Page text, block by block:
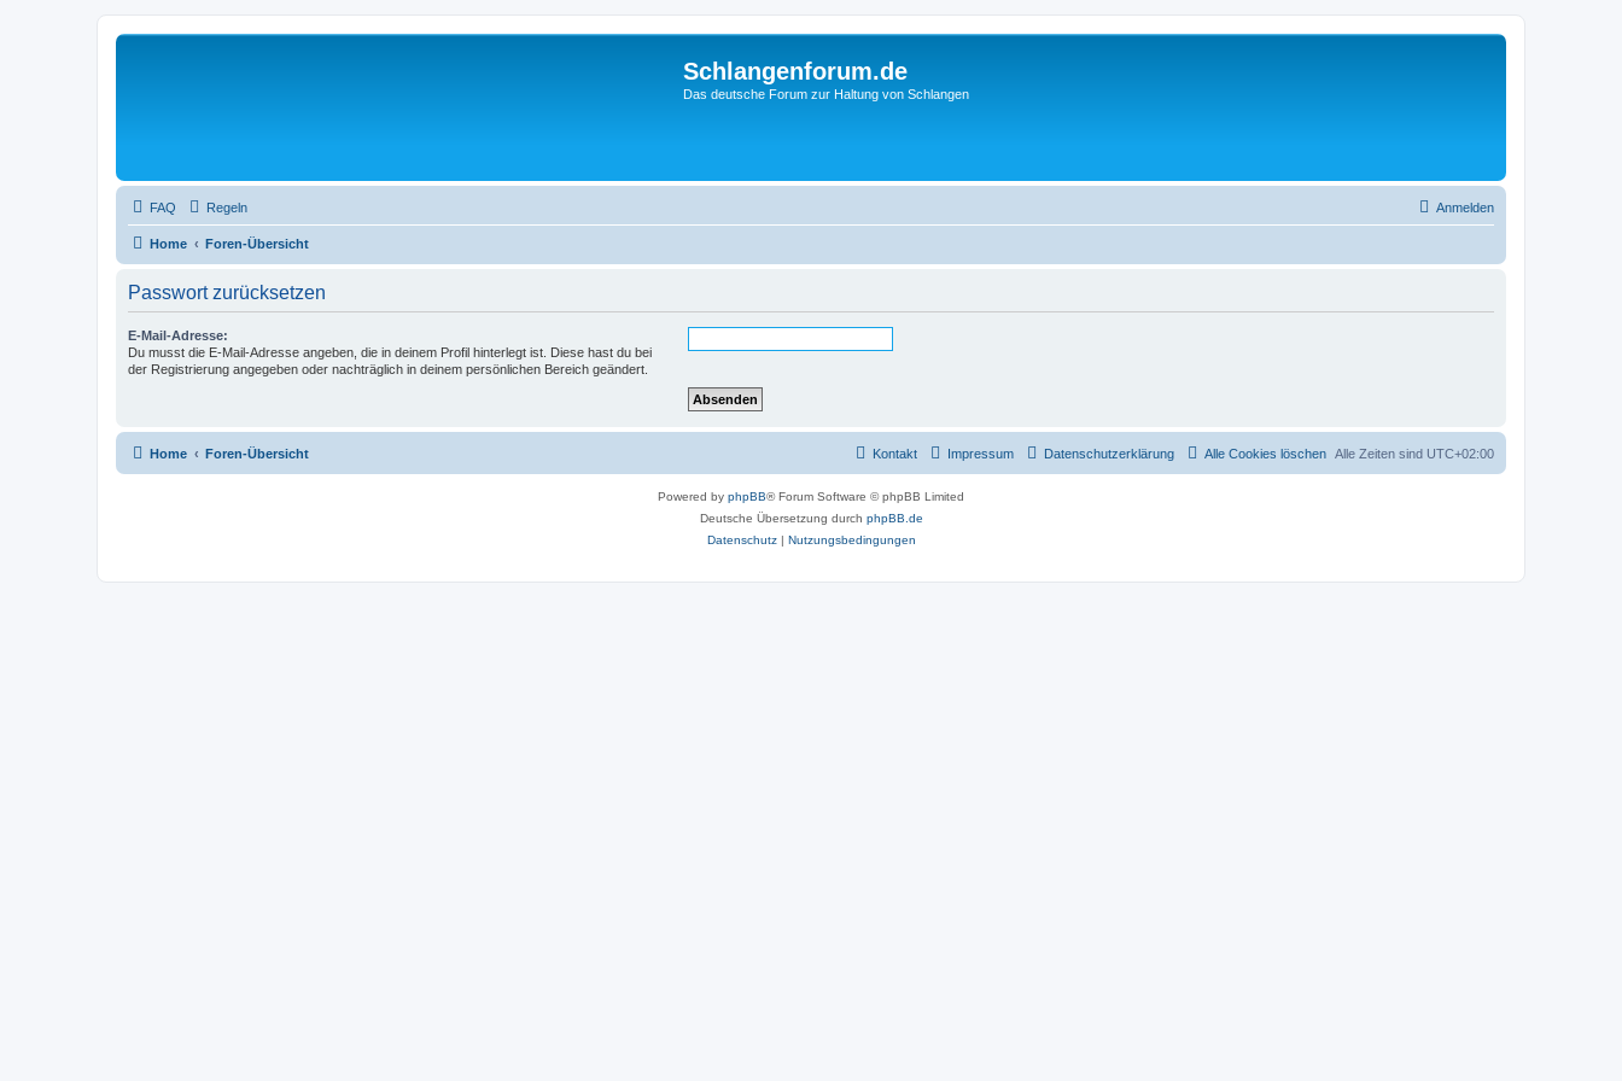
Schlangenforum.de
Das deutsche Forum zur Haltung von Schlangen
FAQ Regeln Anmelden
Home Foren-Übersicht
Passwort zurücksetzen
E-Mail-Adresse:
Du musst die E-Mail-Adresse angeben, die in deinem Profil hinterlegt ist. Diese hast du bei
der Registrierung angegeben oder nachträglich in deinem persönlichen Bereich geändert.
Home Foren-Übersicht Alle Zeiten sind UTC+02:00
Alle Cookies löschen
Datenschutzerklärung
Impressum
Kontakt
Powered by phpBB® Forum Software © phpBB Limited
Deutsche Übersetzung durch phpBB.de
Datenschutz| Nutzungsbedingungen